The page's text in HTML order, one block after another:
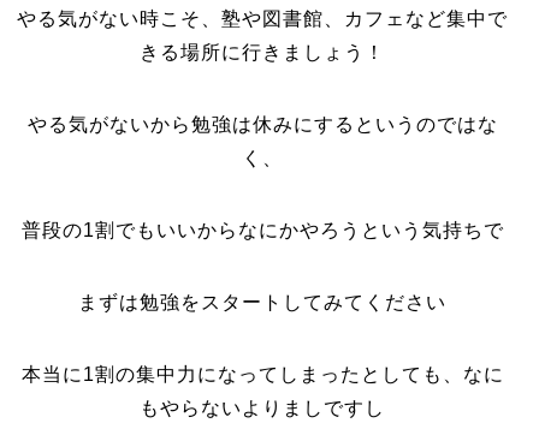
やる気がない時こそ、塾や図書館、カフェなど集中で
きる場所に行きましょう！
やる気がないから勉強は休みにするというのではな
く、
普段の1割でもいいからなにかやろうという気持ちで
まずは勉強をスタートしてみてください
本当に1割の集中力になってしまったとしても、なに
もやらないよりましですし